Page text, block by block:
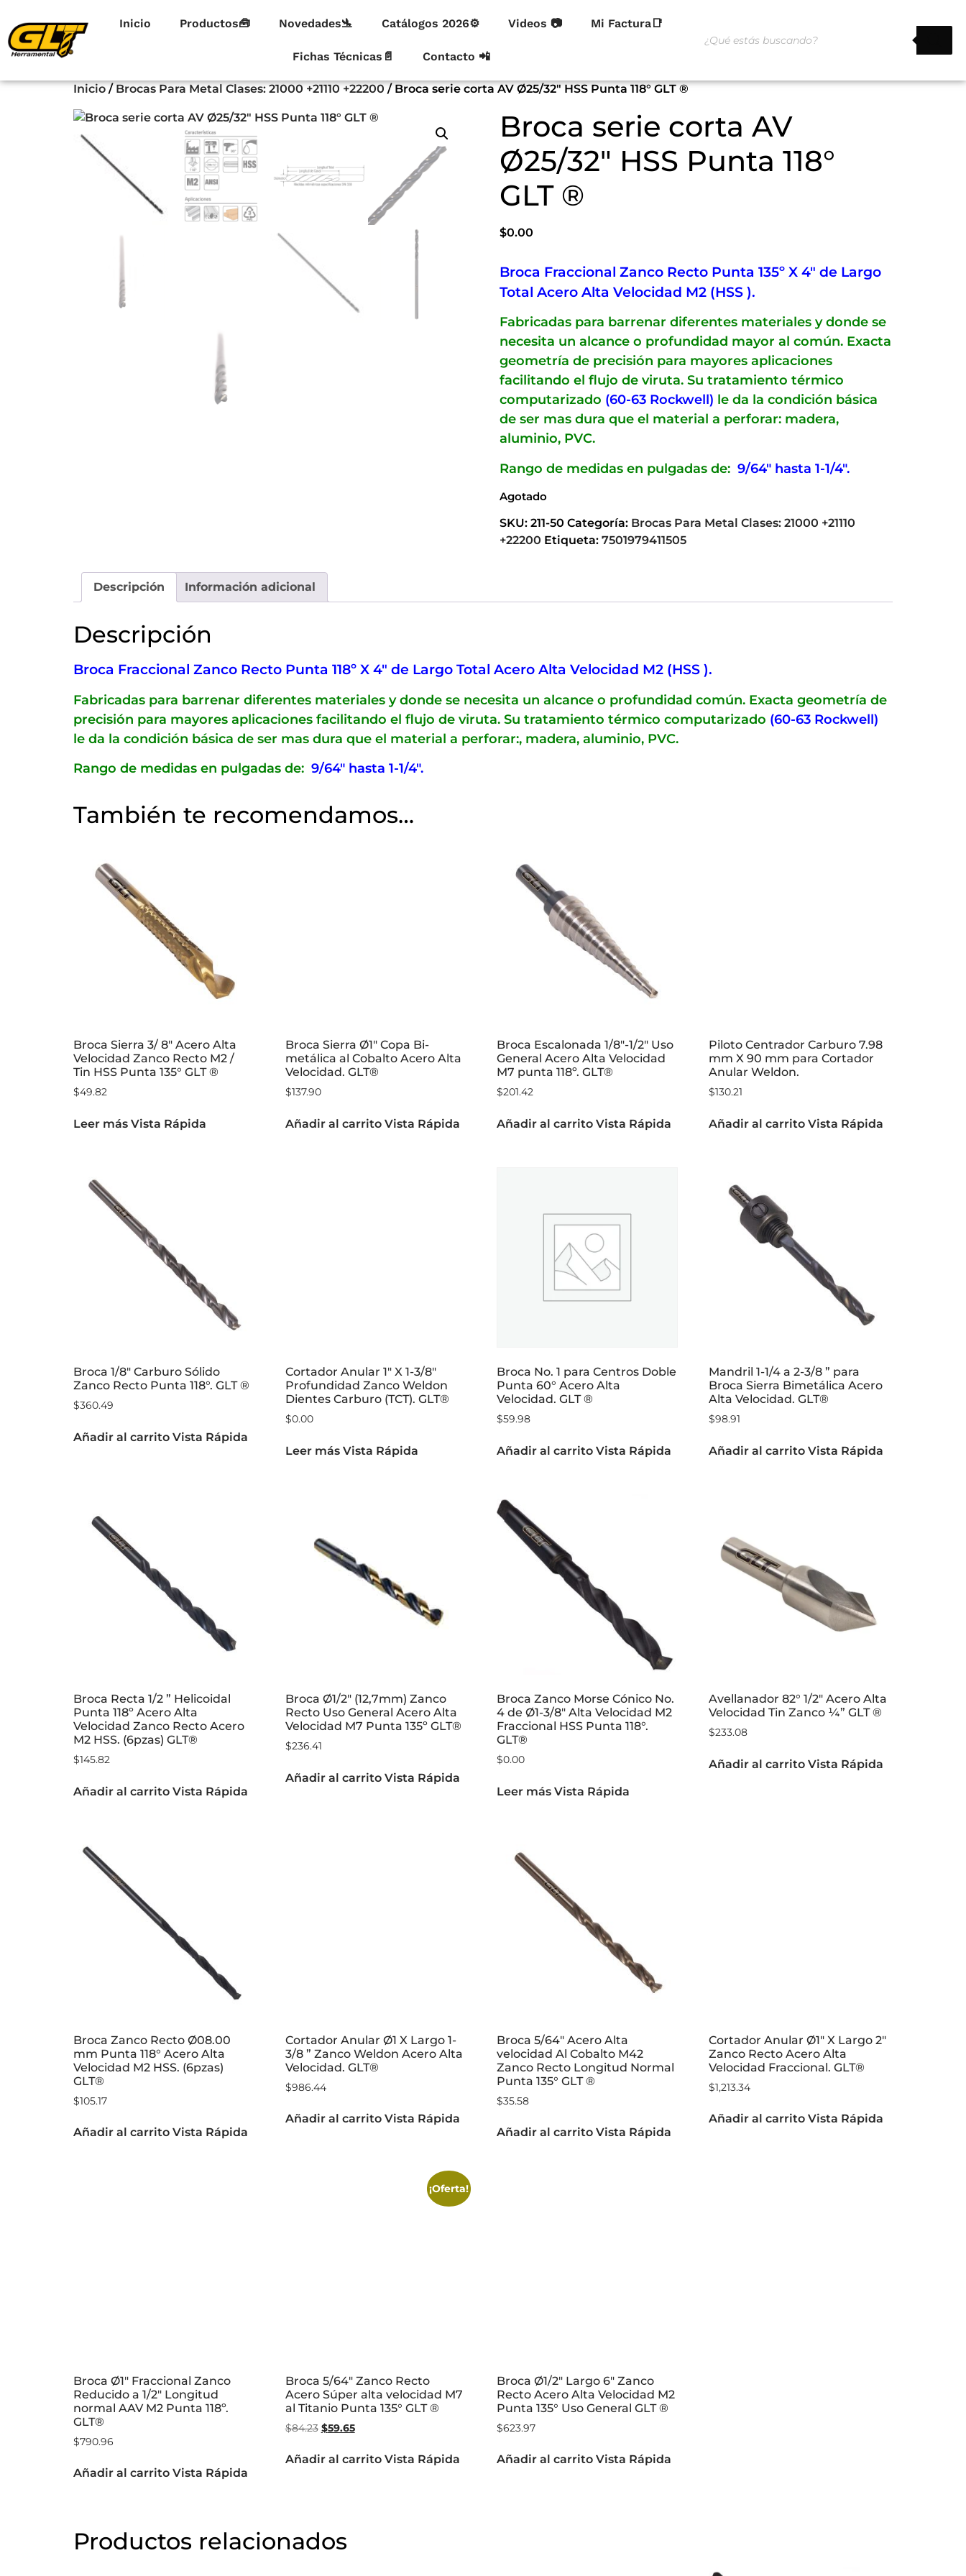
Inicio Productos🧰 Novedades🛬 Catálogos 2026⚙ Videos 📷 Mi Factura📑
Fichas Técnicas📄 Contacto 📲
Inicio/Brocas Para Metal Clases: 21000 +21110 +22200/ Broca serie corta AV Ø25/32″ HSS Punta 118° GLT ®
Broca serie corta AV
Ø25/32″ HSS Punta 118°
GLT ®
$0.00
Broca Fraccional Zanco Recto Punta 135º X 4″ de Largo
Total Acero Alta Velocidad M2 (HSS ).
Fabricadas para barrenar diferentes materiales y donde se
necesita un alcance o profundidad mayor al común. Exacta
geometría de precisión para mayores aplicaciones
facilitando el flujo de viruta. Su tratamiento térmico
computarizado (60-63 Rockwell) le da la condición básica
de ser mas dura que el material a perforar: madera,
aluminio, PVC.
Rango de medidas en pulgadas de: 9/64″ hasta 1-1/4″.
Agotado
SKU: 211-50 Categoría: Brocas Para Metal Clases: 21000 +21110
+22200 Etiqueta: 7501979411505
Descripción Información adicional
Descripción
Broca Fraccional Zanco Recto Punta 118º X 4″ de Largo Total Acero Alta Velocidad M2 (HSS ).
Fabricadas para barrenar diferentes materiales y donde se necesita un alcance o profundidad común. Exacta geometría de
precisión para mayores aplicaciones facilitando el flujo de viruta. Su tratamiento térmico computarizado (60-63 Rockwell)
le da la condición básica de ser mas dura que el material a perforar:, madera, aluminio, PVC.
Rango de medidas en pulgadas de: 9/64″ hasta 1-1/4″.
También te recomendamos…
Broca Sierra 3/ 8″ Acero Alta
Velocidad Zanco Recto M2 /
Tin HSS Punta 135° GLT ®
$49.82
Leer más Vista Rápida
Broca Sierra Ø1″ Copa Bi-
metálica al Cobalto Acero Alta
Velocidad. GLT®
$137.90
Añadir al carrito Vista Rápida
Broca Escalonada 1/8″-1/2″ Uso
General Acero Alta Velocidad
M7 punta 118º. GLT®
$201.42
Añadir al carrito Vista Rápida
Piloto Centrador Carburo 7.98
mm X 90 mm para Cortador
Anular Weldon.
$130.21
Añadir al carrito Vista Rápida
Broca 1/8″ Carburo Sólido
Zanco Recto Punta 118°. GLT ®
$360.49
Añadir al carrito Vista Rápida
Cortador Anular 1″ X 1-3/8″
Profundidad Zanco Weldon
Dientes Carburo (TCT). GLT®
$0.00
Leer más Vista Rápida
Broca No. 1 para Centros Doble
Punta 60° Acero Alta
Velocidad. GLT ®
$59.98
Añadir al carrito Vista Rápida
Mandril 1-1/4 a 2-3/8 ” para
Broca Sierra Bimetálica Acero
Alta Velocidad. GLT®
$98.91
Añadir al carrito Vista Rápida
Broca Recta 1/2 ” Helicoidal
Punta 118º Acero Alta
Velocidad Zanco Recto Acero
M2 HSS. (6pzas) GLT®
$145.82
Añadir al carrito Vista Rápida
Broca Ø1/2″ (12,7mm) Zanco
Recto Uso General Acero Alta
Velocidad M7 Punta 135º GLT®
$236.41
Añadir al carrito Vista Rápida
Broca Zanco Morse Cónico No.
4 de Ø1-3/8″ Alta Velocidad M2
Fraccional HSS Punta 118°.
GLT®
$0.00
Leer más Vista Rápida
Avellanador 82° 1/2″ Acero Alta
Velocidad Tin Zanco ¼” GLT ®
$233.08
Añadir al carrito Vista Rápida
Broca Zanco Recto Ø08.00
mm Punta 118° Acero Alta
Velocidad M2 HSS. (6pzas)
GLT®
$105.17
Añadir al carrito Vista Rápida
Cortador Anular Ø1 X Largo 1-
3/8 ” Zanco Weldon Acero Alta
Velocidad. GLT®
$986.44
Añadir al carrito Vista Rápida
Broca 5/64″ Acero Alta
velocidad Al Cobalto M42
Zanco Recto Longitud Normal
Punta 135° GLT ®
$35.58
Añadir al carrito Vista Rápida
Cortador Anular Ø1″ X Largo 2″
Zanco Recto Acero Alta
Velocidad Fraccional. GLT®
$1,213.34
Añadir al carrito Vista Rápida
Broca Ø1″ Fraccional Zanco
Reducido a 1/2″ Longitud
normal AAV M2 Punta 118º.
GLT®
$790.96
Añadir al carrito Vista Rápida
¡Oferta!
Broca 5/64″ Zanco Recto
Acero Súper alta velocidad M7
al Titanio Punta 135° GLT ®
$84.23 $59.65
Añadir al carrito Vista Rápida
Broca Ø1/2″ Largo 6″ Zanco
Recto Acero Alta Velocidad M2
Punta 135° Uso General GLT ®
$623.97
Añadir al carrito Vista Rápida
Productos relacionados